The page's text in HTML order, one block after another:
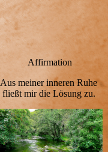
Affirmation
Aus meiner inneren Ruhe
fließt mir die Lösung zu.